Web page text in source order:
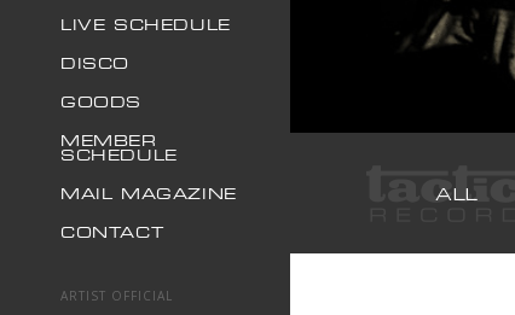
LIVE SCHEDULE
DISCO
GOODS
MEMBER
SCHEDULE
MAIL MAGAZINE
CONTACT
ARTIST OFFICIAL
ALL